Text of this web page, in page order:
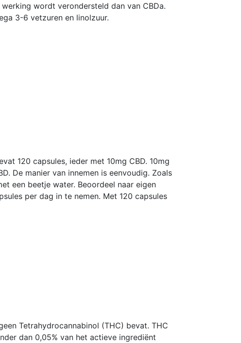
wordt verondersteld dan van CBDa.
3-6 vetzuren en linolzuur.
120 capsules, ieder met 10mg CBD. 10mg
De manier van innemen is eenvoudig. Zoals
een beetje water. Beoordeel naar eigen
per dag in te nemen. Met 120 capsules
Tetrahydrocannabinol (THC) bevat. THC
dan 0,05% van het actieve ingrediënt